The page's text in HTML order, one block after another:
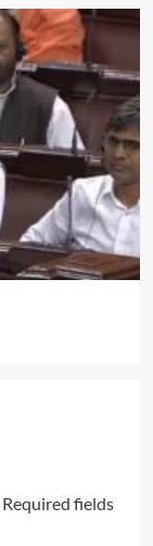
Required fields